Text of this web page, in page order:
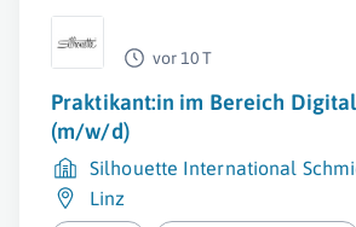
vor 10 T
Praktikant:in im Bereich
(m/w/d)
Silhouette International
Linz